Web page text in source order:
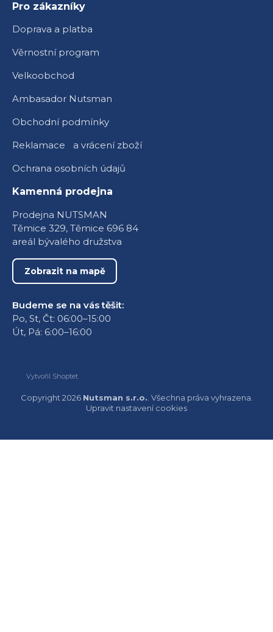
Pro zákazníky
Doprava a platba
Věrnostní program
Velkoobchod
Ambasador Nutsman
Obchodní podmínky
Reklamace a vrácení zboží
Ochrana osobních údajů
Kamenná prodejna
Prodejna NUTSMAN
Těmice 329, Těmice 696 84
areál bývalého družstva
Zobrazit na mapě
Budeme se na vás těšit:
Po, St, Čt: 06:00–15:00
Út, Pá: 6:00–16:00
Vytvořil Shoptet
Copyright 2026 Nutsman s.r.o. . Všechna práva vyhrazena.
Upravit nastavení cookies